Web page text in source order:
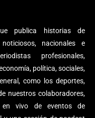
publica historias de
nacionales e
profesionales,
política, sociales,
como los deportes,
nuestros colaboradores,
en vivo de eventos de